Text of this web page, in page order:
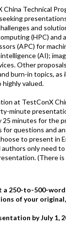
China Technical
and
(HPC) and
(APC) for
(AI);
Other
burn-in topics, as
highly valued.
at TestConX
minute
25 minutes for the
for questions and
to present in
authors only need to
(There is
a 250-to-500-
of your
by July 1,